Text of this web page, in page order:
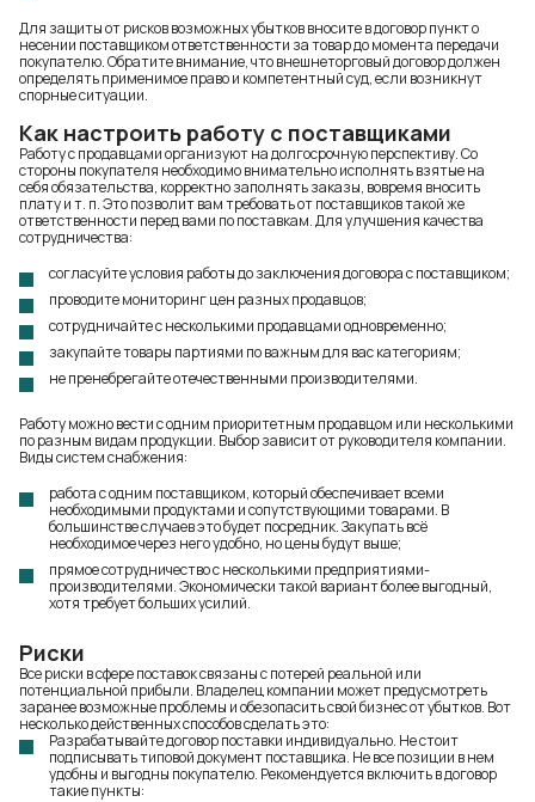
Для защиты от рисков возможных убытков вносите в договор пункт о
несении поставщиком ответственности за товар до момента передачи
покупателю. Обратите внимание, что внешнеторговый договор должен
определять применимое право и компетентный суд, если возникнут
спорные ситуации.
Как настроить работу с поставщиками
Работу с продавцами организуют на долгосрочную перспективу. Со
стороны покупателя необходимо внимательно исполнять взятые на
себя обязательства, корректно заполнять заказы, вовремя вносить
плату и т. п. Это позволит вам требовать от поставщиков такой же
ответственности перед вами по поставкам. Для улучшения качества
сотрудничества:
согласуйте условия работы до заключения договора с поставщиком;
проводите мониторинг цен разных продавцов;
сотрудничайте с несколькими продавцами одновременно;
закупайте товары партиями по важным для вас категориям;
не пренебрегайте отечественными производителями.
Работу можно вести с одним приоритетным продавцом или несколькими
по разным видам продукции. Выбор зависит от руководителя компании.
Виды систем снабжения:
работа с одним поставщиком, который обеспечивает всеми
необходимыми продуктами и сопутствующими товарами. В
большинстве случаев это будет посредник. Закупать всё
необходимое через него удобно, но цены будут выше;
прямое сотрудничество с несколькими предприятиями-
производителями. Экономически такой вариант более выгодный,
хотя требует больших усилий.
Риски
Все риски в сфере поставок связаны с потерей реальной или
потенциальной прибыли. Владелец компании может предусмотреть
заранее возможные проблемы и обезопасить свой бизнес от убытков. Вот
несколько действенных способов сделать это:
Разрабатывайте договор поставки индивидуально. Не стоит
подписывать типовой документ поставщика. Не все позиции в нем
удобны и выгодны покупателю. Рекомендуется включить в договор
такие пункты: